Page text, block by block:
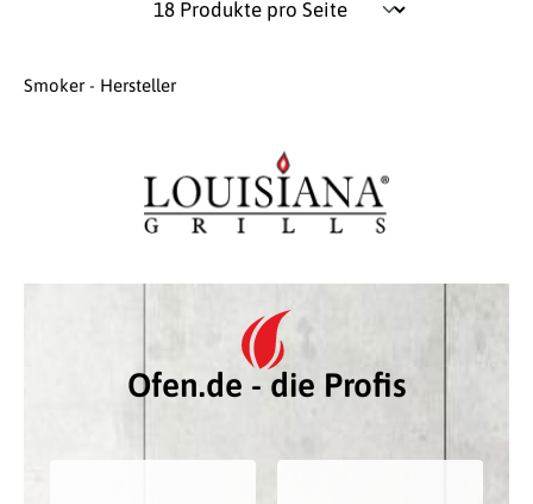
Smoker - Hersteller
Ofen.de - die Profis